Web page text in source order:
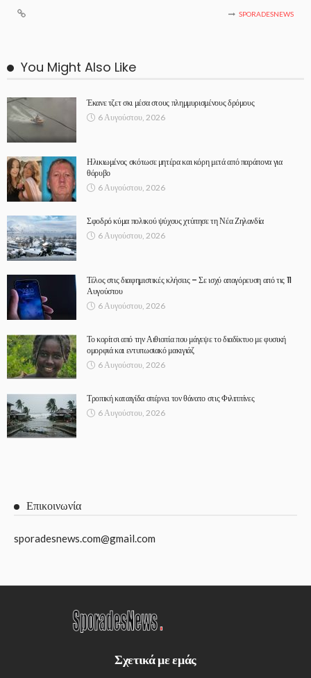
SPORADESNEWS
You Might Also Like
Έκανε τζετ σκι μέσα στους πλημμυρισμένους δρόμους
6 Αυγούστου, 2026
Ηλικιωμένος σκότωσε μητέρα και κόρη μετά από παράπονα για
θόρυβο
6 Αυγούστου, 2026
Σφοδρό κύμα πολικού ψύχους χτύπησε τη Νέα Ζηλανδία
6 Αυγούστου, 2026
Τέλος στις διαφημιστικές κλήσεις – Σε ισχύ απαγόρευση από τις 11
Αυγούστου
6 Αυγούστου, 2026
Το κορίτσι από την Αιθιοπία που μάγεψε το διαδίκτυο με φυσική
ομορφιά και εντυπωσιακό μακιγιάζ
6 Αυγούστου, 2026
Τροπική καταιγίδα σπέρνει τον θάνατο στις Φιλιππίνες
6 Αυγούστου, 2026
Επικοινωνία
sporadesnews.com@gmail.com
Σχετικά με εμάς